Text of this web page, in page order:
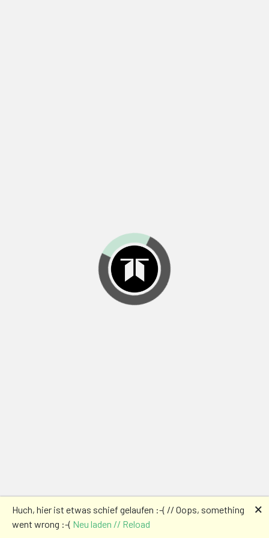
Huch, hier ist etwas schief gelaufen :-( // Oops, something
went wrong :-( Neu laden // Reload
🗙